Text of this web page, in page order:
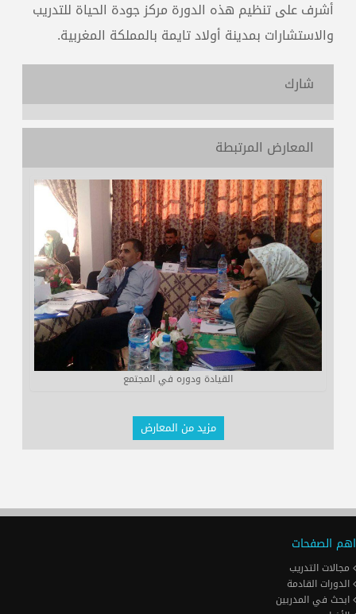
أشرف على تنظيم هذه الدورة مركز جودة الحياة للتدريب
والاستشارات بمدينة أولاد تايمة بالمملكة المغربية.
شارك
المعارض المرتبطة
القيادة ودوره في المجتمع
مزيد من المعارض
اهم الصفحات
مجالات التدريب
الدورات القادمة
ابحث في المدربين